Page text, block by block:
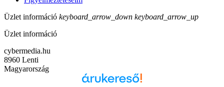
Üzlet információ keyboard_arrow_down keyboard_arrow_up
Üzlet információ
cybermedia.hu
8960 Lenti
Magyarország